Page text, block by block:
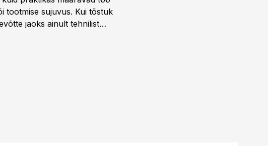
tootmise sujuvus. Kui tõstuk
jaoks ainult tehnilist